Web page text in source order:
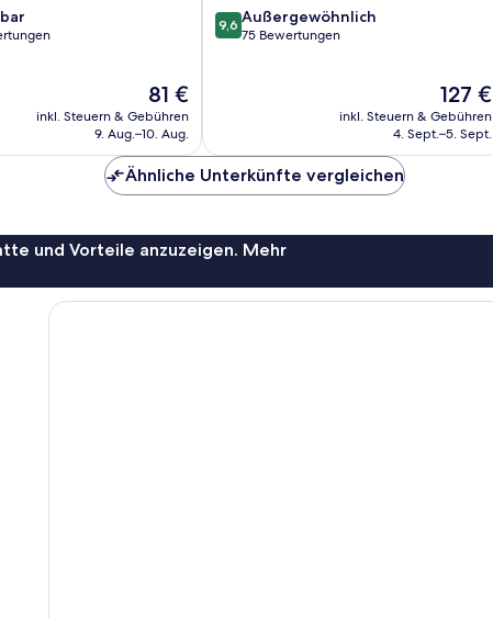
Der
Preis
beträgt
81 €
inkl. Steuern & Gebühren
9. Aug.–10. Aug.
9.6
von
9,6 Außergewöhnlich
75 Bewertungen
Der
Preis
beträgt
127 €
inkl. Steuern & Gebühren
4. Sept.–5. Sept.
Ähnliche Unterkünfte vergleichen
und Vorteile anzuzeigen. Mehr